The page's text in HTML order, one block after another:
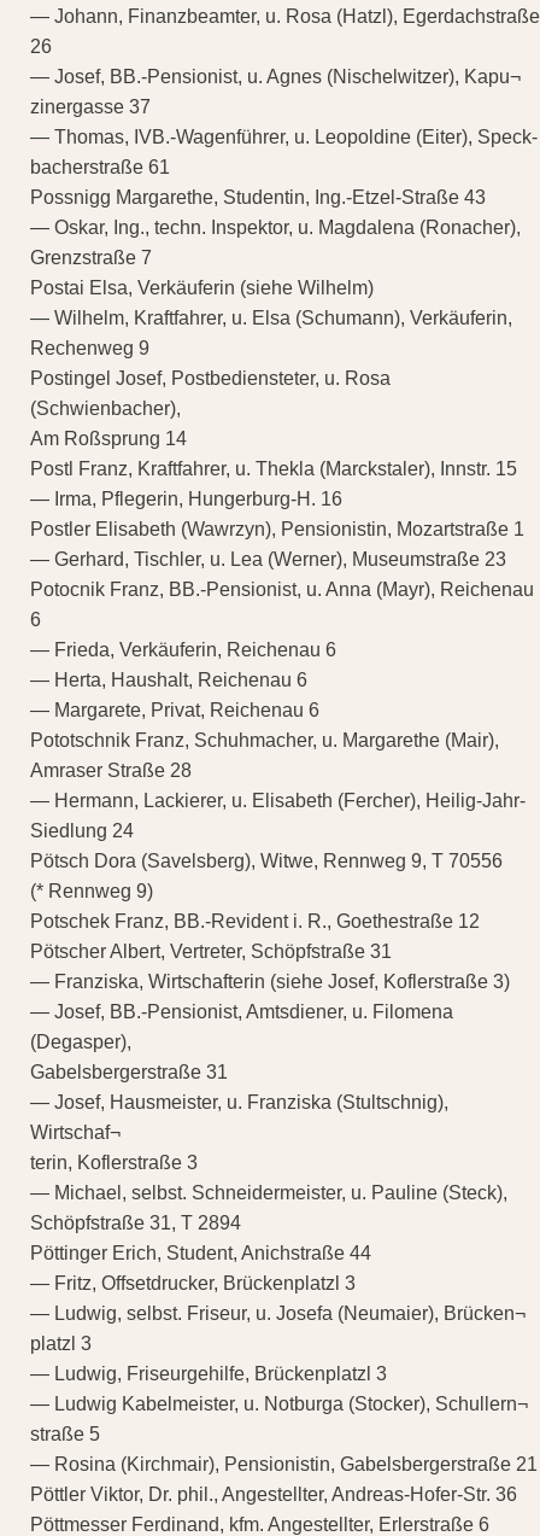
— Johann, Finanzbeamter, u. Rosa (Hatzl), Egerdachstraße
26
— Josef, BB.-Pensionist, u. Agnes (Nischelwitzer), Kapu¬
zinergasse 37
— Thomas, IVB.-Wagenführer, u. Leopoldine (Eiter), Speck-
bacherstraße 61
Possnigg Margarethe, Studentin, Ing.-Etzel-Straße 43
— Oskar, Ing., techn. Inspektor, u. Magdalena (Ronacher),
Grenzstraße 7
Postai Elsa, Verkäuferin (siehe Wilhelm)
— Wilhelm, Kraftfahrer, u. Elsa (Schumann), Verkäuferin,
Rechenweg 9
Postingel Josef, Postbediensteter, u. Rosa
(Schwienbacher),
Am Roßsprung 14
Postl Franz, Kraftfahrer, u. Thekla (Marckstaler), Innstr. 15
— Irma, Pflegerin, Hungerburg-H. 16
Postler Elisabeth (Wawrzyn), Pensionistin, Mozartstraße 1
— Gerhard, Tischler, u. Lea (Werner), Museumstraße 23
Potocnik Franz, BB.-Pensionist, u. Anna (Mayr), Reichenau
6
— Frieda, Verkäuferin, Reichenau 6
— Herta, Haushalt, Reichenau 6
— Margarete, Privat, Reichenau 6
Pototschnik Franz, Schuhmacher, u. Margarethe (Mair),
Amraser Straße 28
— Hermann, Lackierer, u. Elisabeth (Fercher), Heilig-Jahr-
Siedlung 24
Pötsch Dora (Savelsberg), Witwe, Rennweg 9, T 70556
(* Rennweg 9)
Potschek Franz, BB.-Revident i. R., Goethestraße 12
Pötscher Albert, Vertreter, Schöpfstraße 31
— Franziska, Wirtschafterin (siehe Josef, Koflerstraße 3)
— Josef, BB.-Pensionist, Amtsdiener, u. Filomena
(Degasper),
Gabelsbergerstraße 31
— Josef, Hausmeister, u. Franziska (Stultschnig),
Wirtschaf¬
terin, Koflerstraße 3
— Michael, selbst. Schneidermeister, u. Pauline (Steck),
Schöpfstraße 31, T 2894
Pöttinger Erich, Student, Anichstraße 44
— Fritz, Offsetdrucker, Brückenplatzl 3
— Ludwig, selbst. Friseur, u. Josefa (Neumaier), Brücken¬
platzl 3
— Ludwig, Friseurgehilfe, Brückenplatzl 3
— Ludwig Kabelmeister, u. Notburga (Stocker), Schullern¬
straße 5
— Rosina (Kirchmair), Pensionistin, Gabelsbergerstraße 21
Pöttler Viktor, Dr. phil., Angestellter, Andreas-Hofer-Str. 36
Pöttmesser Ferdinand, kfm. Angestellter, Erlerstraße 6